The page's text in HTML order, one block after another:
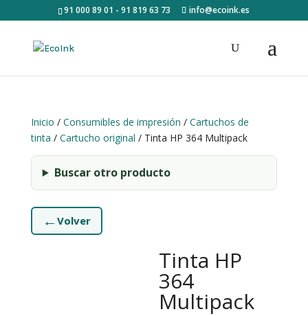
91 000 89 01 - 91 819 63 73 info@ecoink.es
Inicio / Consumibles de impresión / Cartuchos de
tinta / Cartucho original / Tinta HP 364 Multipack
Buscar otro producto
← Volver
Tinta HP
364
Multipack